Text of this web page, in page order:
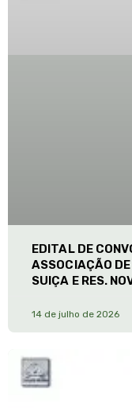
EDITAL DE
ASSOCIAÇÃO DE
SUIÇA E RES.
14 de julho de 2026